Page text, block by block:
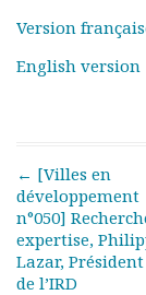
Nous rejoindre
Le bulletin
développement
Kiosk
Ressources
Nos actions
Podcast-AdP
Version
English version
Post
← [Villes en
développement
n°050]
expertise,
Lazar, Président
de l’IRD